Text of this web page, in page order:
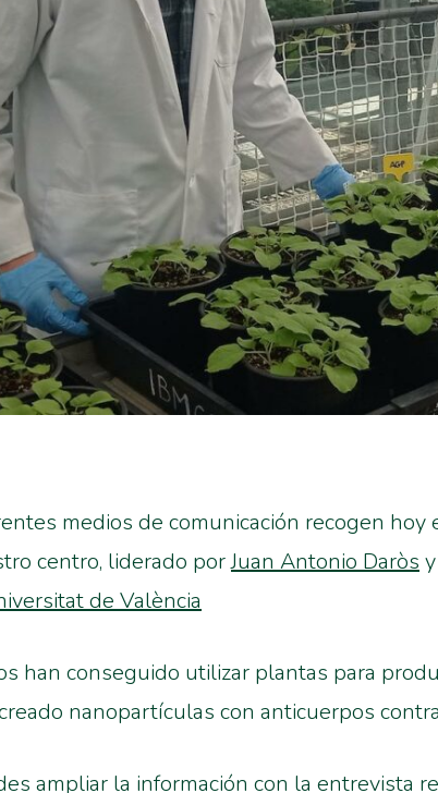
medios de comunicación recogen
centro, liderado porJuan Antonio Daròs
de València
han conseguido utilizar plantas para
nanopartículas con anticuerpos
ampliar la información con la entrevista